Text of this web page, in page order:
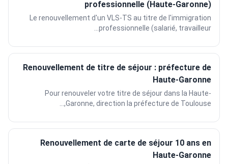
professionnelle (Haute-Garonne)
Le renouvellement d'un VLS-TS au titre de l'immigration
professionnelle (salarié, travailleur...
Renouvellement de titre de séjour : préfecture de
Haute-Garonne
Pour renouveler votre titre de séjour dans la Haute-
Garonne, direction la préfecture de Toulouse,...
Renouvellement de carte de séjour 10 ans en
Haute-Garonne